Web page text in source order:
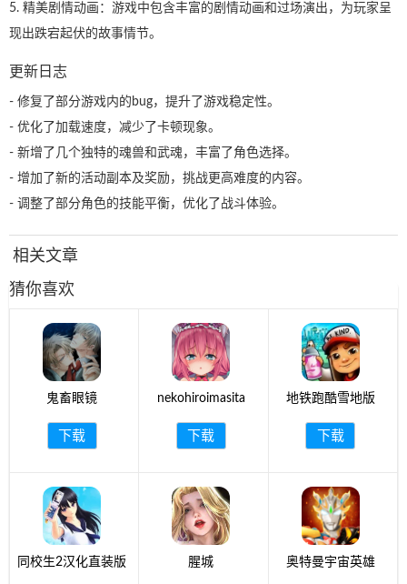
5. 精美剧情动画：游戏中包含丰富的剧情动画和过场演出，为玩家呈
现出跌宕起伏的故事情节。
更新日志
- 修复了部分游戏内的bug，提升了游戏稳定性。
- 优化了加载速度，减少了卡顿现象。
- 新增了几个独特的魂兽和武魂，丰富了角色选择。
- 增加了新的活动副本及奖励，挑战更高难度的内容。
- 调整了部分角色的技能平衡，优化了战斗体验。
相关文章
猜你喜欢
鬼畜眼镜
下载
nekohiroimasita
下载
地铁跑酷雪地版
下载
同校生2汉化直装版 腥城 奥特曼宇宙英雄